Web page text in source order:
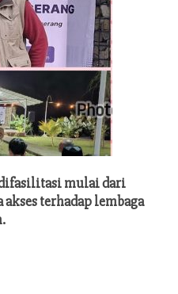
mulai dari
terhadap lembaga